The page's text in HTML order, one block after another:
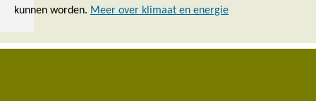
kunnen worden. Meer over klimaat en energie